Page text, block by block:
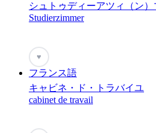
シュトゥディーアツィ（ン）
Studierzimmer
♥
フランス語
キャビネ・ド・トラバイユ
cabinet de travail